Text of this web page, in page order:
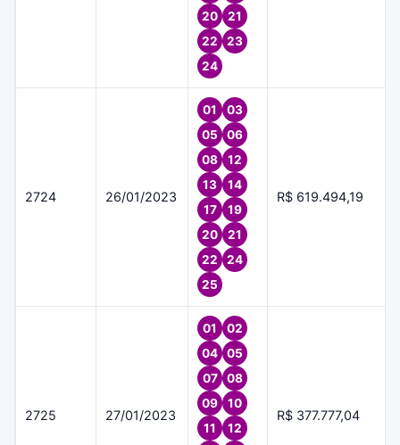
20
21
22
23
24
2724 26/01/2023
01
03
05
06
08
12
13
14
17
19
20
21
22
24
25
R$ 619.494,19
2725 27/01/2023
01
02
04
05
07
08
09
10
11
12
R$ 377.777,04